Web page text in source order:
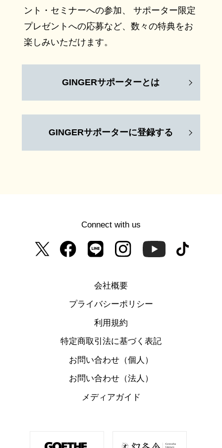
ント・セミナーへの参加、 サポーター限定
プレゼントへの応募など、数々の特典をお
楽しみいただけます。
GINGERサポーターとは
GINGERサポーターに登録する
Connect with us
会社概要
プライバシーポリシー
利用規約
特定商取引法に基づく表記
お問い合わせ（個人）
お問い合わせ（法人）
メディアガイド